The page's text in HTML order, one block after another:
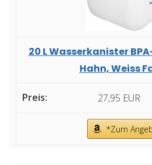
20 L Wasserkanister
Hahn, Weiss
27,95 EUR
*Zum